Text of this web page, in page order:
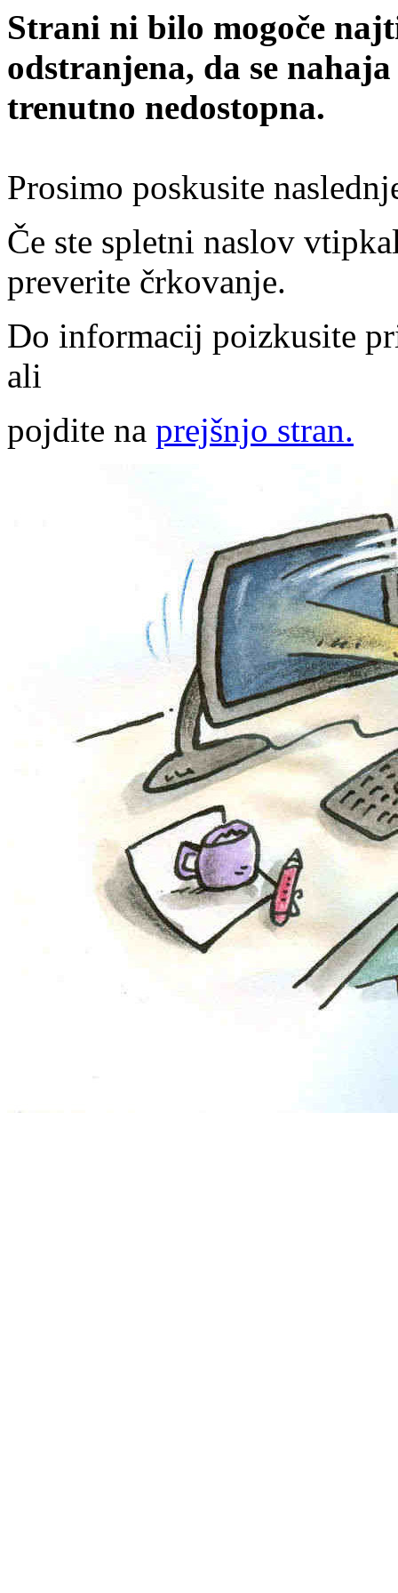
Strani ni bilo mogoče
odstranjena, da se
trenutno nedostopna.
Prosimo poskusite
Če ste spletni naslov
preverite črkovanje.
Do informacij poizkusite
ali
pojdite na prejšnjo stran.